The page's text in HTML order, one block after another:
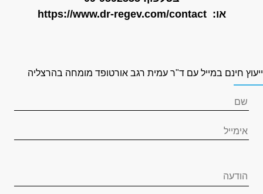
או: https://www.dr-regev.com/contact
ייעוץ חינם במייל עם ד"ר עמית רגב אורטופד מומחה בהרצליה